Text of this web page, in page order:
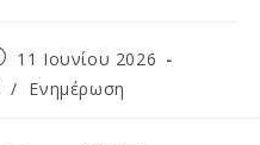
11 Ιουνίου 2026
/ Ενημέρωση